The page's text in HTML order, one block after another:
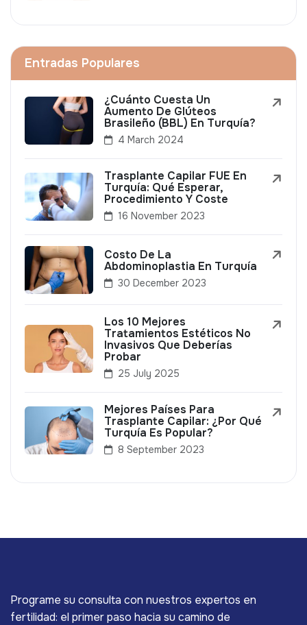
Entradas Populares
¿Cuánto Cuesta Un
Aumento De Glúteos
Brasileño (BBL) En Turquía?
4 March 2024
Trasplante Capilar FUE En
Turquía: Qué Esperar,
Procedimiento Y Coste
16 November 2023
Costo De La
Abdominoplastia En Turquía
30 December 2023
Los 10 Mejores
Tratamientos Estéticos No
Invasivos Que Deberías
Probar
25 July 2025
Mejores Países Para
Trasplante Capilar: ¿Por Qué
Turquía Es Popular?
8 September 2023
Programe su consulta con nuestros expertos en
fertilidad: el primer paso hacia su camino de